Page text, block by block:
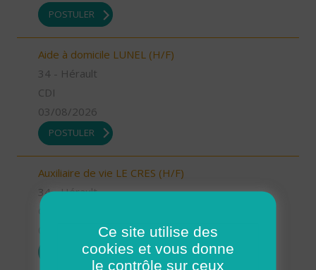
POSTULER
Aide à domicile LUNEL (H/F)
34 - Hérault
CDI
03/08/2026
POSTULER
Auxiliaire de vie LE CRES (H/F)
34 - Hérault
POSTULER
Ce site utilise des
cookies et vous donne
le contrôle sur ceux